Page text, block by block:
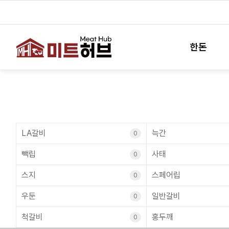
한돈
LA갈비 0 늑간
빽립 0 사태
스지 0 스페어립
우둔 0 일반갈비
척갈비 0 홍두깨